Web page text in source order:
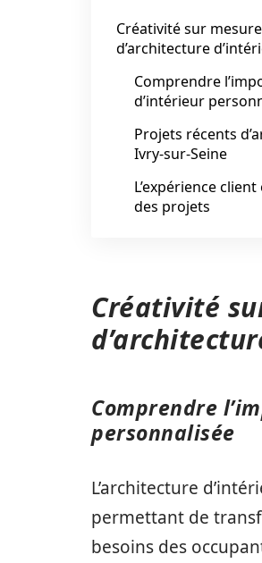
Créativité sur
d’architecture
Comprendre
d’intérieur
Projets récents
Ivry-sur-Seine
L’expérience
des projets
Créativité
Comprendre
personnalisée
L’architecture
permettant de
besoins des